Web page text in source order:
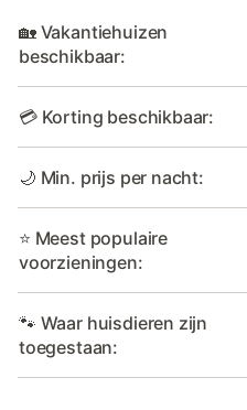
🏡 Vakantiehuizen
beschikbaar:
💳 Korting beschikbaar:
🌙 Min. prijs per nacht:
⭐ Meest populaire
voorzieningen:
🐾 Waar huisdieren zijn
toegestaan: